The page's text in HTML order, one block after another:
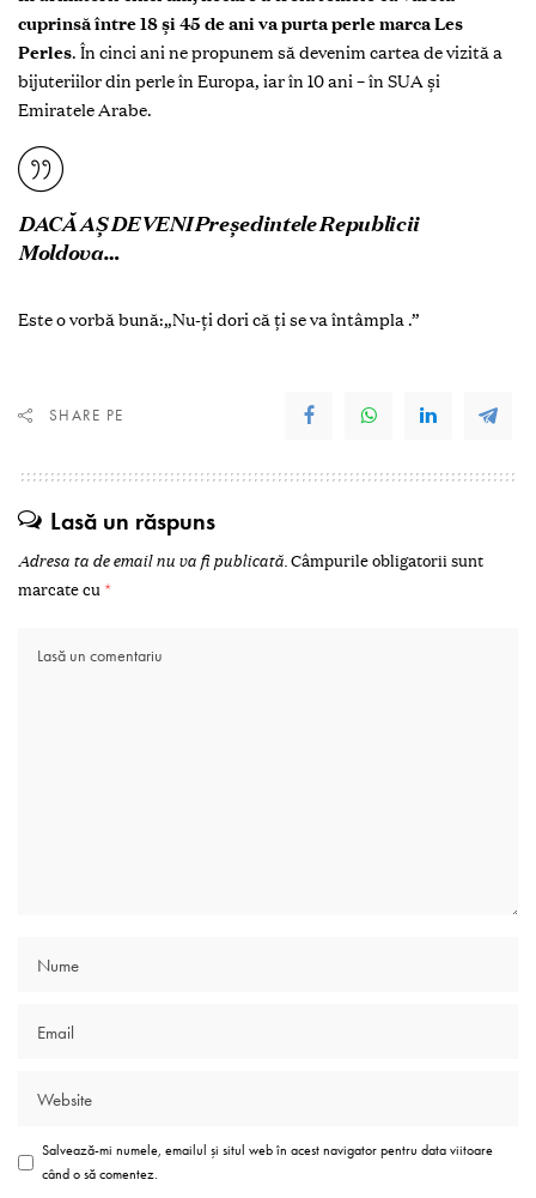
cuprinsă între 18 și 45 de ani va purta perle marca Les
Perles. În cinci ani ne propunem să devenim cartea de vizită a
bijuteriilor din perle în Europa, iar în 10 ani – în SUA și
Emiratele Arabe.
DACĂ AȘ DEVENI Președintele Republicii
Moldova…
Este o vorbă bună:„Nu-ți dori că ți se va întâmpla .”
SHARE PE
Lasă un răspuns
Adresa ta de email nu va fi publicată.Câmpurile obligatorii sunt
marcate cu *
Salvează-mi numele, emailul și situl web în acest navigator pentru data viitoare
când o să comentez.